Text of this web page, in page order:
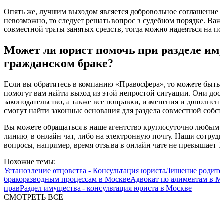
Опять же, лучшим выходом является добровольное соглашение
невозможно, то следует решать вопрос в судебном порядке.
совместной траты занятых средств, тогда можно надеяться на
Может ли юрист помочь при разделе
гражданском браке?
Если вы обратитесь в компанию «Правосфера», то можете
помогут вам найти выход из этой непростой ситуации. Они
законодательство, а также все поправки, изменения и
смогут найти законные основания для раздела совместной
Вы можете обращаться в наше агентство круглосуточно
линию, в онлайн чат, либо на электронную почту. Наши
вопросы, например, время отзыва в онлайн чате не превышает
Похожие темы:
Установление отцовства - Консультация юристаЛишение
бракоразводным процессам в МосквеАдвокат по алиментам в
правРаздел имущества - консультация юриста в Москве
СМОТРЕТЬ ВСЕ